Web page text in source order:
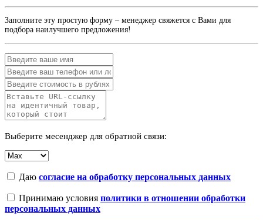
Заполните эту простую форму – менеджер свяжется с Вами для
подбора наилучшего предложения!
Выберите месенджер для обратной связи:
Даю согласие на обработку персональных данных
Принимаю условия политики в отношении обработки
персональных данных